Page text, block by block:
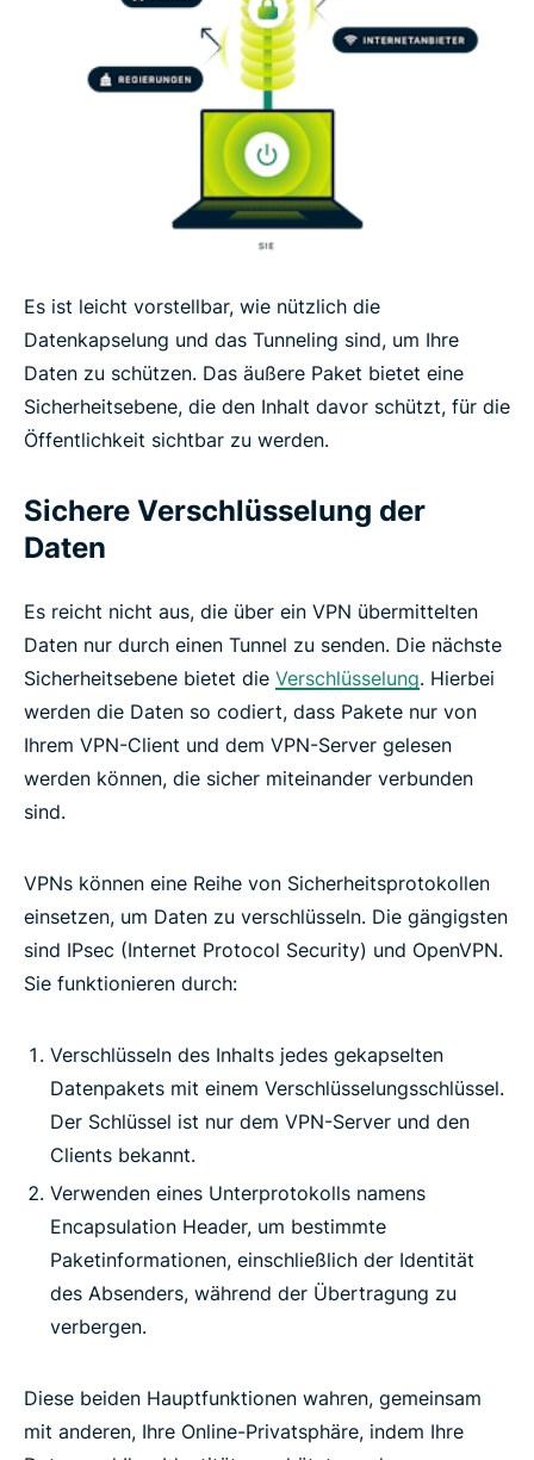
Es ist leicht vorstellbar, wie nützlich die
Datenkapselung und das Tunneling sind, um Ihre
Daten zu schützen. Das äußere Paket bietet eine
Sicherheitsebene, die den Inhalt davor schützt, für die
Öffentlichkeit sichtbar zu werden.
Sichere Verschlüsselung der
Daten
Es reicht nicht aus, die über ein VPN übermittelten
Daten nur durch einen Tunnel zu senden. Die nächste
Sicherheitsebene bietet die Verschlüsselung. Hierbei
werden die Daten so codiert, dass Pakete nur von
Ihrem VPN-Client und dem VPN-Server gelesen
werden können, die sicher miteinander verbunden
sind.
VPNs können eine Reihe von Sicherheitsprotokollen
einsetzen, um Daten zu verschlüsseln. Die gängigsten
sind IPsec (Internet Protocol Security) und OpenVPN.
Sie funktionieren durch:
Verschlüsseln des Inhalts jedes gekapselten
Datenpakets mit einem Verschlüsselungsschlüssel.
Der Schlüssel ist nur dem VPN-Server und den
Clients bekannt.
Verwenden eines Unterprotokolls namens
Encapsulation Header, um bestimmte
Paketinformationen, einschließlich der Identität
des Absenders, während der Übertragung zu
verbergen.
Diese beiden Hauptfunktionen wahren, gemeinsam
mit anderen, Ihre Online-Privatsphäre, indem Ihre